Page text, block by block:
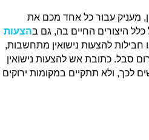
מעניק עבור כל אחד מכם את
היצורים החיים בה, גם בהצעות
חבילות להצעות נישואין מתחשבות,
סבל. כתובת אש להצעות נישואין
לכך, ולא תתקיים במקומות ירוקים